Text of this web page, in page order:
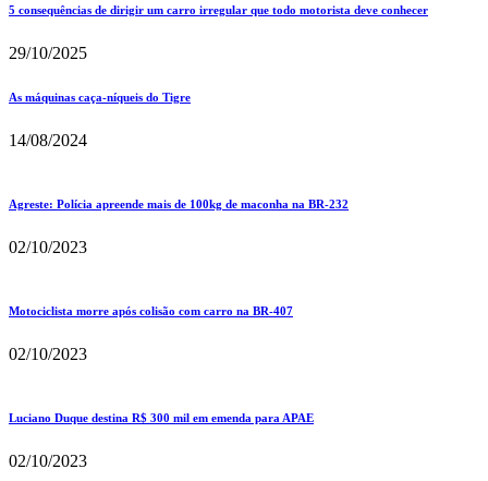
5 consequências de dirigir um carro irregular que todo motorista deve conhecer
29/10/2025
As máquinas caça-níqueis do Tigre
14/08/2024
Agreste: Polícia apreende mais de 100kg de maconha na BR-232
02/10/2023
Motociclista morre após colisão com carro na BR-407
02/10/2023
Luciano Duque destina R$ 300 mil em emenda para APAE
02/10/2023